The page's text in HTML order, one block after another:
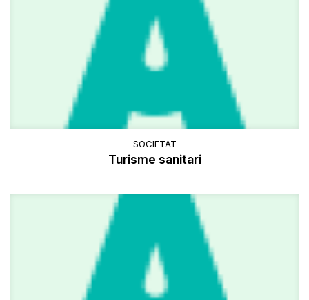
SOCIETAT
Turisme sanitari